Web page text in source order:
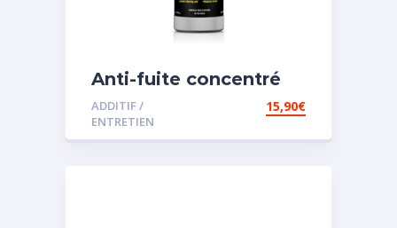
Anti-fuite concentré
pour direction
assistée
ADDITIF /
ENTRETIEN
15,90€